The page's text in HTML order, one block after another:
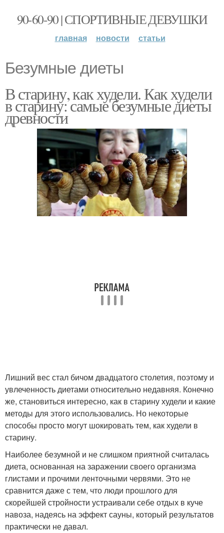
90-60-90 | СПОРТИВНЫЕ ДЕВУШКИ
главная новости статьи
Безумные диеты
В старину, как худели. Как худели
в старину: самые безумные диеты
древности
Лишний вес стал бичом двадцатого столетия, поэтому и
увлеченность диетами относительно недавняя. Конечно
же, становиться интересно, как в старину худели и какие
методы для этого использовались. Но некоторые
способы просто могут шокировать тем, как худели в
старину.
Наиболее безумной и не слишком приятной считалась
диета, основанная на заражении своего организма
глистами и прочими ленточными червями. Это не
сравнится даже с тем, что люди прошлого для
скорейшей стройности устраивали себе отдых в куче
навоза, надеясь на эффект сауны, который результатов
практически не давал.